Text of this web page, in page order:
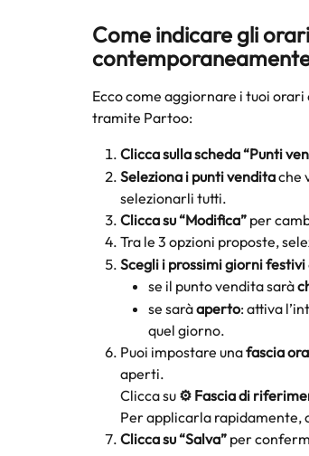
Come indicare gli
Ecco come aggiornare i tuoi
tramite Partoo:
Clicca sulla scheda “Punti
Seleziona i punti vendita che
selezionarli tutti.
Clicca su “Modifica” per
Tra le 3 opzioni proposte,
Scegli i prossimi giorni festivi
se il punto vendita sarà
se sarà aperto: attiva
quel giorno.
Puoi impostare una fascia
aperti.
Clicca su ⚙️ Fascia di
Per applicarla rapidamente,
Clicca su “Salva” per